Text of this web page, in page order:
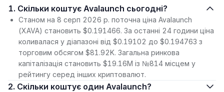
1. Скільки коштує Avalaunch сьогодні?
Станом на 8 серп 2026 р. поточна ціна Avalaunch
(XAVA) становить $0.191466. За останні 24 години ціна
коливалася у діапазоні від $0.19102 до $0.194763 з
торговим обсягом $81.92K. Загальна ринкова
капіталізація становить $19.16M із №814 місцем у
рейтингу серед інших криптовалют.
2. Скільки коштує один Avalaunch?